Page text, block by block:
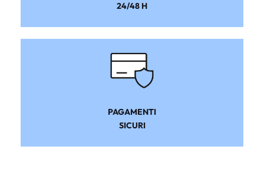
24/48 H
PAGAMENTI
SICURI